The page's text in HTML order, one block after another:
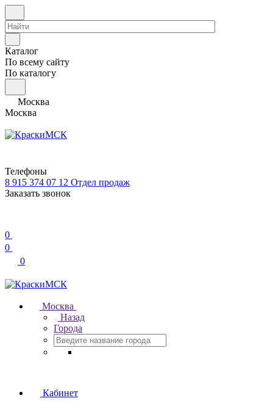
Каталог
По всему сайту
По каталогу
Москва
Москва
Телефоны
8 915 374 07 12 Отдел продаж
Заказать звонок
0
0
0
Москва
Назад
Города
Кабинет